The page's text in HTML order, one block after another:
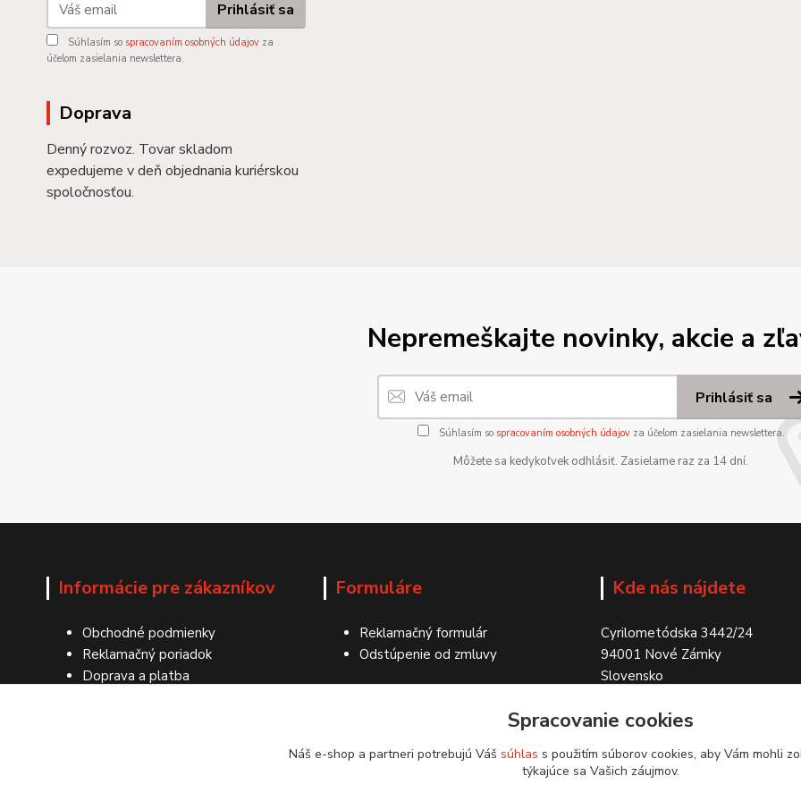
Prihlásiť sa
Súhlasím so spracovaním osobných údajov za
účelom zasielania newslettera.
Doprava
Denný rozvoz. Tovar skladom
expedujeme v deň objednania kuriérskou
spoločnosťou.
Nepremeškajte novinky, akcie a
Prihlásiť sa
Súhlasím so spracovaním osobných údajovza účelom zasielania newslettera.
Môžete sa kedykoľvek odhlásiť. Zasielame raz za 14 dní.
Informácie pre zákazníkov
Obchodné podmienky
Reklamačný poriadok
Doprava a platba
Formuláre
Reklamačný formulár
Odstúpenie od zmluvy
Kde nás nájdete
Cyrilometódska 3442/24
94001 Nové Zámky
Slovensko
Spracovanie cookies
Náš e-shop a partneri potrebujú Váš súhlas s použitím súborov cookies, aby Vám mohli
týkajúce sa Vašich záujmov.